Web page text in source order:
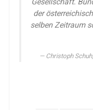
der
selben Zeitraum
Christoph